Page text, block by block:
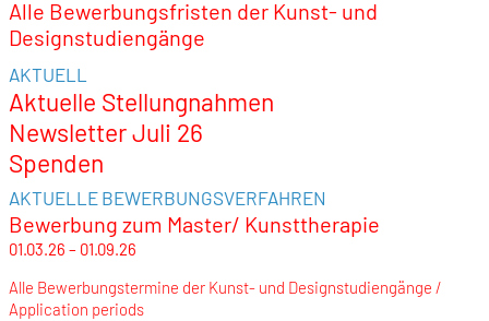
Alle Bewerbungsfristen der Kunst- und
Designstudiengänge
AKTUELL
Aktuelle Stellungnahmen
Newsletter Juli 26
Spenden
AKTUELLE BEWERBUNGSVERFAHREN
Bewerbung zum Master/ Kunsttherapie
01.03.26 – 01.09.26
Alle Bewerbungstermine der Kunst- und Designstudiengänge /
Application periods